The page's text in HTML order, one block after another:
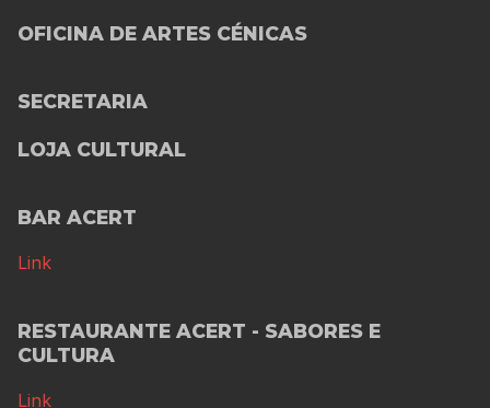
OFICINA DE ARTES CÉNICAS
SECRETARIA
LOJA CULTURAL
BAR ACERT
Link
RESTAURANTE ACERT - SABORES E
CULTURA
Link